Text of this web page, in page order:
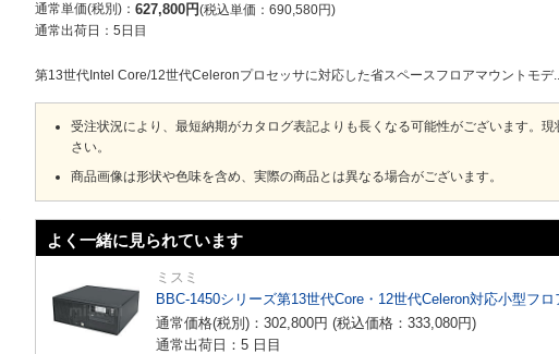
通常単価(税別) 627,800円 税込単価 690,580円
通常出荷日： 5日目
第13世代Intel Core/12世代Celeronプロセッサに対応した省スペースフロアマウントモデ
受注状況により、最短納期がカタログ表記よりも長くなる可能性がございます。
さい。
商品画像は形状や色味を含め、実際の商品とは異なる場合がございます。
よく一緒に見られています
ミスミ
BBC-1450シリーズ第13世代Core・12世代Celeron対応小型フ
通常価格(税別)： 302,800円 (税込価格： 333,080円)
通常出荷日：5 日目